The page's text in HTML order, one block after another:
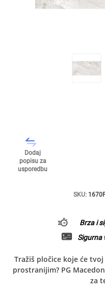
Dodaj
popisu za
usporedbu
SKU:
Brza i
Sigurna
Tražiš pločice koje će
prostranijim? PG
za